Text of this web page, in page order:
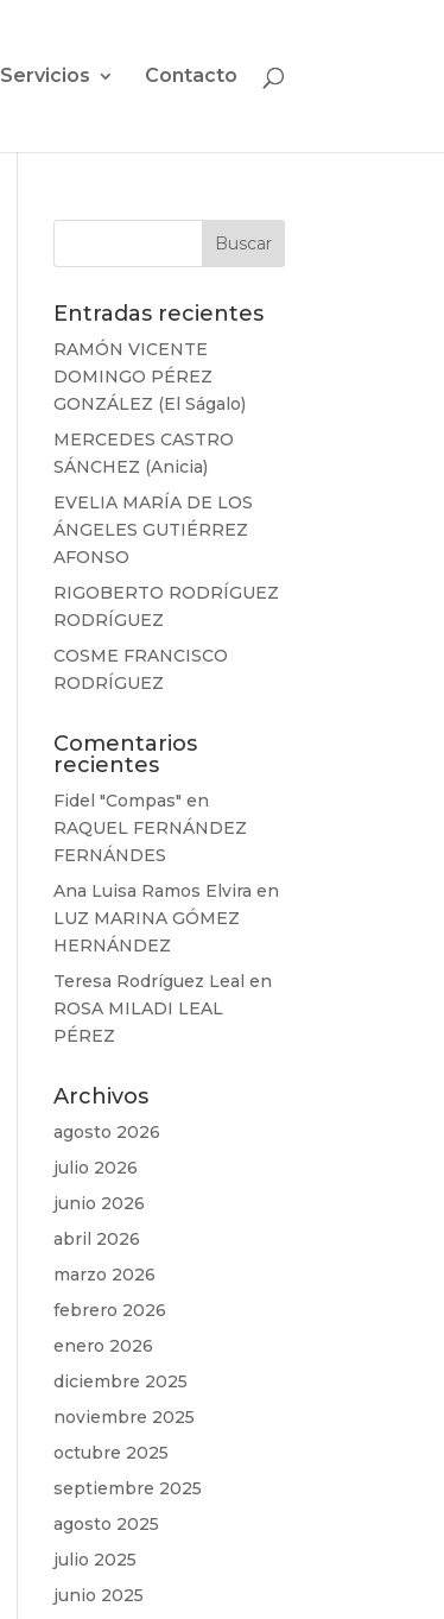
Servicios Contacto
Entradas recientes
RAMÓN VICENTE
DOMINGO PÉREZ
GONZÁLEZ (El Ságalo)
MERCEDES CASTRO
SÁNCHEZ (Anicia)
EVELIA MARÍA DE LOS
ÁNGELES GUTIÉRREZ
AFONSO
RIGOBERTO RODRÍGUEZ
RODRÍGUEZ
COSME FRANCISCO
RODRÍGUEZ
Comentarios
recientes
Fidel "Compas" en
RAQUEL FERNÁNDEZ
FERNÁNDES
Ana Luisa Ramos Elvira en
LUZ MARINA GÓMEZ
HERNÁNDEZ
Teresa Rodríguez Leal en
ROSA MILADI LEAL
PÉREZ
Archivos
agosto 2026
julio 2026
junio 2026
abril 2026
marzo 2026
febrero 2026
enero 2026
diciembre 2025
noviembre 2025
octubre 2025
septiembre 2025
agosto 2025
julio 2025
junio 2025